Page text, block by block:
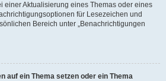
einer Aktualisierung eines Themas oder eines
für Lesezeichen und
Bereich unter „Benachrichtigungen
auf ein Thema setzen oder ein Thema